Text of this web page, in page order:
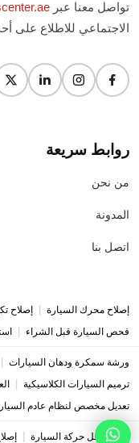
تواصل معنا عبر
الاجتماعي للاطلاع على
روابط سريعة
من نحن
المدونة
اتصل بنا
إصلاح محرك السيارة إصلاح
فحص السيارة قبل الشراء
ورشة سمكرة ودهان السيارات
ترميم السيارات الكلاسيكية
تعديل مخصص لنظام عادم
إصلاح ناقل حركة السيارة